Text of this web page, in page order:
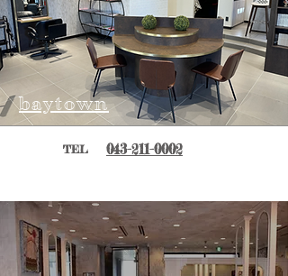
​baytown
043-211-0002
TEL